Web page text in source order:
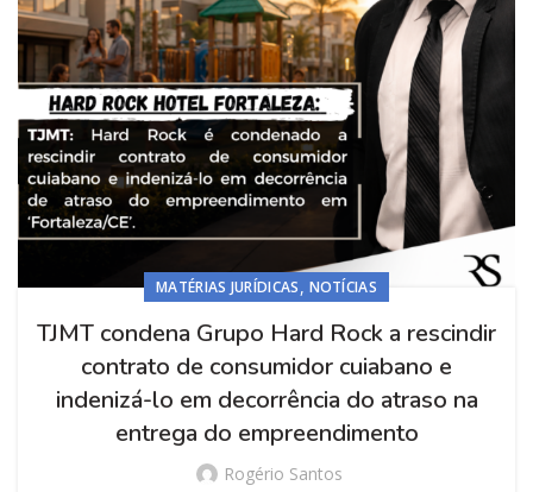
MATÉRIAS JURÍDICAS, NOTÍCIAS
TJMT condena Grupo Hard Rock a rescindir
contrato de consumidor cuiabano e
indenizá-lo em decorrência do atraso na
entrega do empreendimento
Rogério Santos